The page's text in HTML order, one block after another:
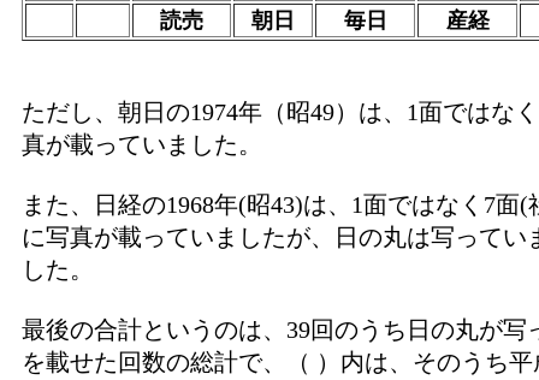
読売
朝日 毎日 産経
ただし、朝日の1974年（昭49）は、1面ではな
真が載っていました。
また、日経の1968年(昭43)は、1面ではなく7面(
に写真が載っていましたが、日の丸は写ってい
した。
最後の合計というのは、39回のうち日の丸が写
を載せた回数の総計で、（ ）内は、そのうち